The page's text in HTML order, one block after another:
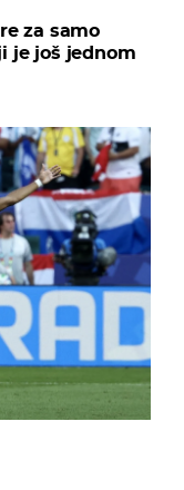
za samo
je još jednom